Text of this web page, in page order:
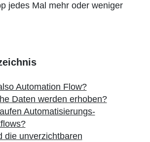
jedes Mal mehr oder weniger
Automation Flow?
Daten werden erhoben?
Automatisierungs-
die unverzichtbaren